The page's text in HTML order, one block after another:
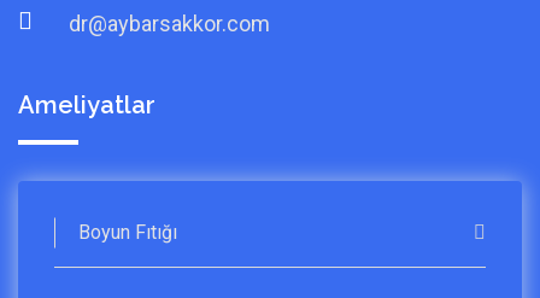
dr@aybarsakkor.com
Ameliyatlar
Boyun Fıtığı